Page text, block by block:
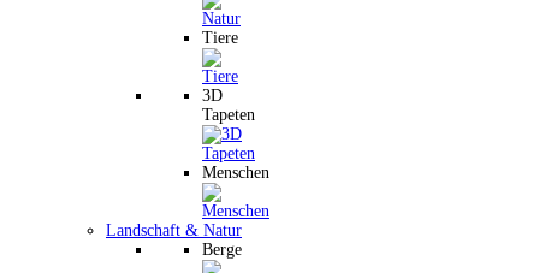
Tiere
3D
Tapeten
Menschen
Landschaft & Natur
Berge